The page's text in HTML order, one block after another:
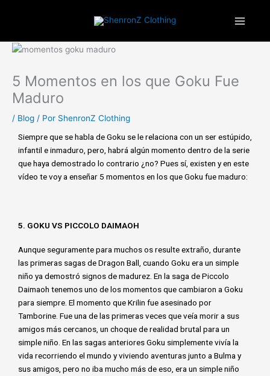
5 Momentos en los que Goku Fue
Maduro
/ Blog / Por ShenronZ Clothing
Siempre que se habla de Goku se le relaciona con un ser estúpido,
infantil e inmaduro, pero, habrá algún momento dentro de la serie
que haya demostrado lo contrario ¿no? Pues sí, existen y en este
vídeo te voy a enseñar 5 momentos en los que Goku fue maduro:
5. GOKU VS PICCOLO DAIMAOH
Aunque seguramente para muchos os resulte extraño, durante
las primeras sagas de Dragon Ball, cuando Goku era un simple
niño ya demostró signos de madurez. En la saga de Piccolo
Daimaoh tenemos uno de los momentos que cambiaron a Goku
para siempre. El momento que Krilin fue asesinado por
Tamborine. Fue una de las primeras veces que veía morir a sus
amigos más cercanos, un choque de realidad brutal para un
simple niño. En las sagas anteriores Goku simplemente vivía la
vida recorriendo el mundo y viviendo aventuras junto a Bulma y
sus amigos, pero no iba mucho más de eso, era un simple niño
¡ENVIOS GRATIS A ESPAÑA PENINSULAR!